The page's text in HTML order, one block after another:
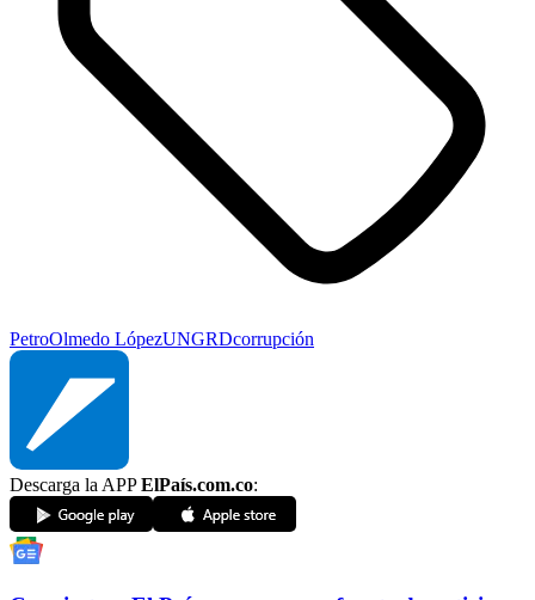
PetroOlmedo LópezUNGRDcorrupción
Descarga la APPElPaís.com.co: